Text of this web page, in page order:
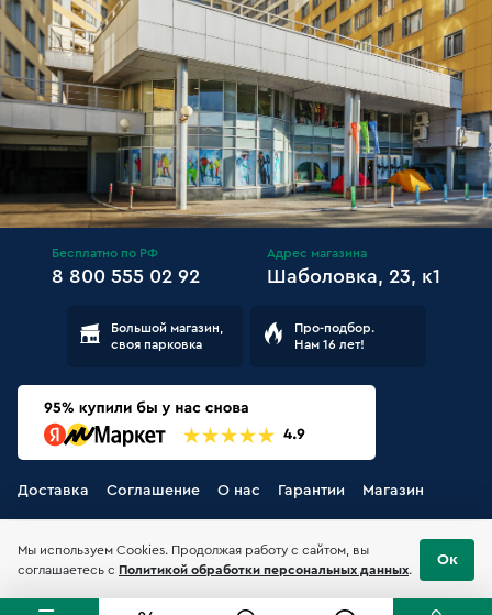
Бесплатно по РФ
8 800 555 02 92
Адрес магазина
Шаболовка, 23, к1
Большой магазин,
своя парковка
Про-подбор.
Нам 16 лет!
Доставка Соглашение О нас Гарантии Магазин
Мы используем Cookies. Продолжая работу с сайтом, вы
соглашаетесь с Политикой обработки персональных данных.
Ок